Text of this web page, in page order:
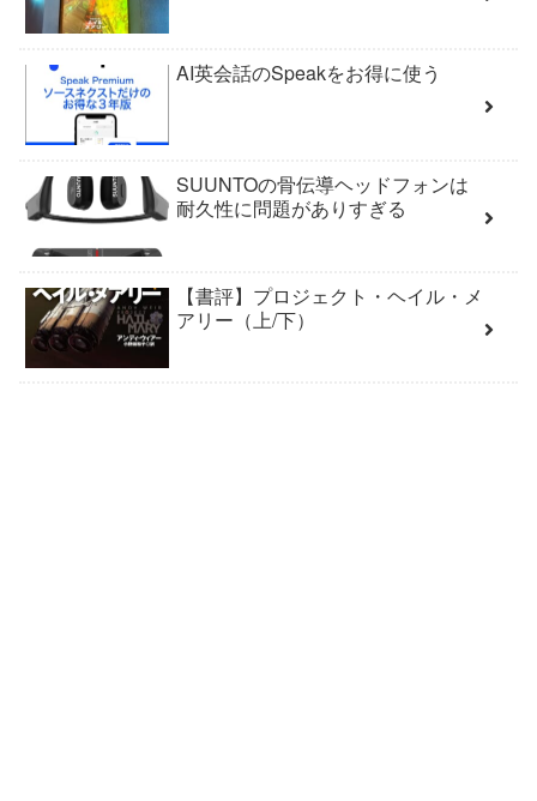
AI英会話のSpeakをお得に使う
SUUNTOの骨伝導ヘッドフォンは
耐久性に問題がありすぎる
【書評】プロジェクト・ヘイル・メ
アリー（上/下）